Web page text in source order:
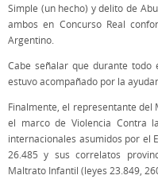
Simple (un hecho) y delito de
ambos en Concurso Real
Argentino.
Cabe señalar que durante todo
estuvo acompañado por la
Finalmente, el representante del
el marco de Violencia Contra
internacionales asumidos por el
26.485 y sus correlatos
Maltrato Infantil (leyes 23.849,